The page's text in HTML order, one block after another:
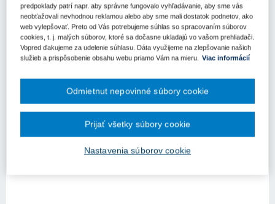
Náhrada škody (ušlého zisku) spôsobenej
porušením povinnosti verejného obstarávateľa
alebo obstarávateľa
Možnosť uplatňovania náhrady škody spôsobenej neúspešným
témou, v ktorej sa prelínajú súkromnoprávne prvky s prvkami
verej...
predpoklady patrí napr. aby správne fungovalo vyhľadávanie, aby sme vás
neobťažovali nevhodnou reklamou alebo aby sme mali dostatok podnetov, ako
web vylepšovať. Preto od Vás potrebujeme súhlas so spracovaním súborov
cookies, t. j. malých súborov, ktoré sa dočasne ukladajú vo vašom prehliadači.
Vopred ďakujeme za udelenie súhlasu. Dáta využijeme na zlepšovanie našich
služieb a prispôsobenie obsahu webu priamo Vám na mieru.
Viac informácií
Nastavenia súborov cookie
Odmietnut nepovinné súbory cookie
Prijať všetky súbory cookie